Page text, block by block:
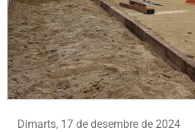
Dimarts, 17 de desembre de 2024